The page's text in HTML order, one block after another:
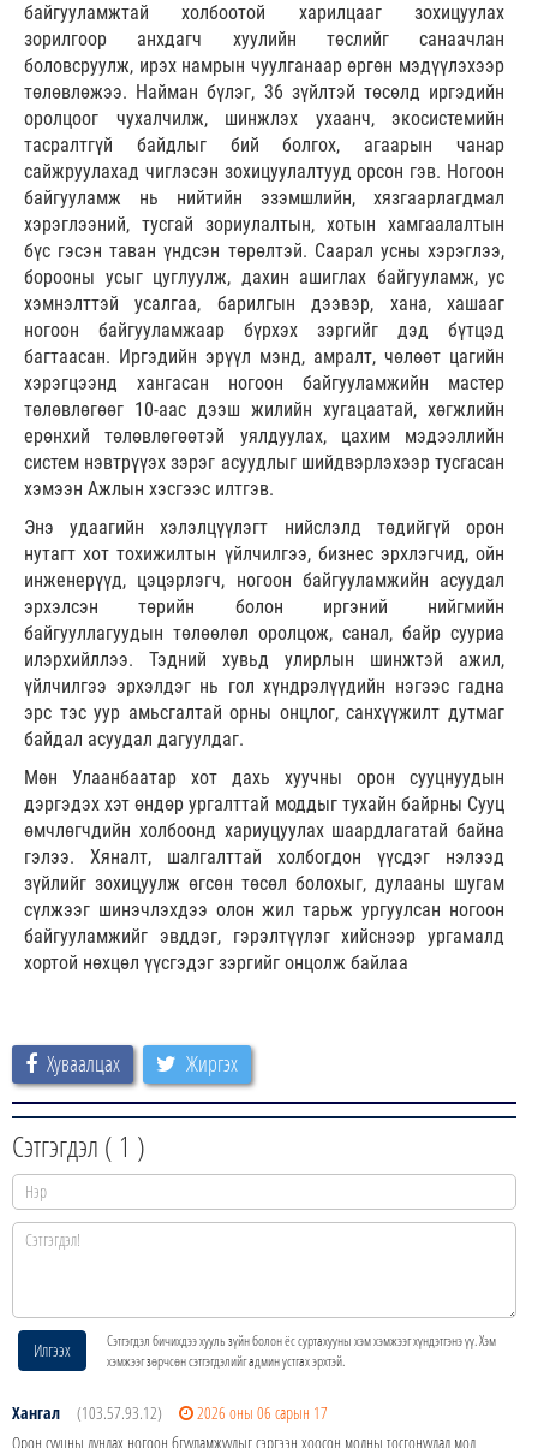
байгууламжтай холбоотой харилцааг зохицуулах
зорилгоор анхдагч хуулийн төслийг санаачлан
боловсруулж, ирэх намрын чуулганаар өргөн мэдүүлэхээр
төлөвлөжээ. Найман бүлэг, 36 зүйлтэй төсөлд иргэдийн
оролцоог чухалчилж, шинжлэх ухаанч, экосистемийн
тасралтгүй байдлыг бий болгох, агаарын чанар
сайжруулахад чиглэсэн зохицуулалтууд орсон гэв. Ногоон
байгууламж нь нийтийн эзэмшлийн, хязгаарлагдмал
хэрэглээний, тусгай зориулалтын, хотын хамгаалалтын
бүс гэсэн таван үндсэн төрөлтэй. Саарал усны хэрэглээ,
борооны усыг цуглуулж, дахин ашиглах байгууламж, ус
хэмнэлттэй усалгаа, барилгын дээвэр, хана, хашааг
ногоон байгууламжаар бүрхэх зэргийг дэд бүтцэд
багтаасан. Иргэдийн эрүүл мэнд, амралт, чөлөөт цагийн
хэрэгцээнд хангасан ногоон байгууламжийн мастер
төлөвлөгөөг 10-аас дээш жилийн хугацаатай, хөгжлийн
ерөнхий төлөвлөгөөтэй уялдуулах, цахим мэдээллийн
систем нэвтрүүэх зэрэг асуудлыг шийдвэрлэхээр тусгасан
хэмээн Ажлын хэсгээс илтгэв.
Энэ удаагийн хэлэлцүүлэгт нийслэлд төдийгүй орон
нутагт хот тохижилтын үйлчилгээ, бизнес эрхлэгчид, ойн
инженерүүд, цэцэрлэгч, ногоон байгууламжийн асуудал
эрхэлсэн төрийн болон иргэний нийгмийн
байгууллагуудын төлөөлөл оролцож, санал, байр сууриа
илэрхийллээ. Тэдний хувьд улирлын шинжтэй ажил,
үйлчилгээ эрхэлдэг нь гол хүндрэлүүдийн нэгээс гадна
эрс тэс уур амьсгалтай орны онцлог, санхүүжилт дутмаг
байдал асуудал дагуулдаг.
Мөн Улаанбаатар хот дахь хуучны орон сууцнуудын
дэргэдэх хэт өндөр ургалттай моддыг тухайн байрны Сууц
өмчлөгчдийн холбоонд хариуцуулах шаардлагатай байна
гэлээ. Хяналт, шалгалттай холбогдон үүсдэг нэлээд
зүйлийг зохицуулж өгсөн төсөл болохыг, дулааны шугам
сүлжээг шинэчлэхдээ олон жил тарьж ургуулсан ногоон
байгууламжийг эвддэг, гэрэлтүүлэг хийснээр ургамалд
хортой нөхцөл үүсгэдэг зэргийг онцолж байлаа
Хуваалцах Жиргэх
Сэтгэгдэл ( 1 )
Илгээх
Сэтгэгдэл бичихдээ хууль зүйн болон ёс суртахууны хэм хэмжээг хүндэтгэнэ үү. Хэм
хэмжээг зөрчсөн сэтгэгдэлийг админ устгах эрхтэй.
Хангал (103.57.93.12)
2026 оны 06 сарын 17
Орон сууцны дундах ногоон бгууламжуудыг сэргээн хоосон модны тосгонуудад мод